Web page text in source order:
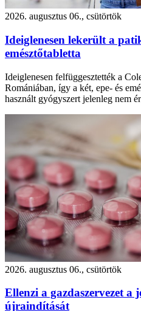
2026. augusztus 06., csütörtök
Ideiglenesen lekerült a
emésztőtabletta
Ideiglenesen felfüggesztették a
Romániában, így a két, epe- és
használt gyógyszert jelenleg nem
2026. augusztus 06., csütörtök
Ellenzi a gazdaszervezet a
újraindítását